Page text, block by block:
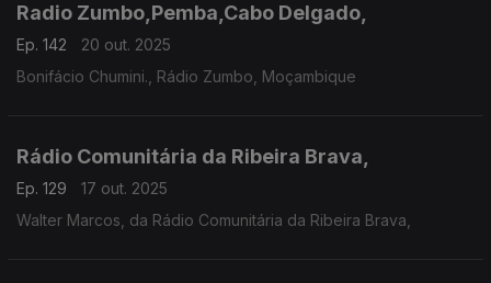
Radio Zumbo,Pemba,Cabo Delgado,
Ep. 142
20 out. 2025
Bonifácio Chumini., Rádio Zumbo, Moçambique
Rádio Comunitária da Ribeira Brava,
Ep. 129
17 out. 2025
Walter Marcos, da Rádio Comunitária da Ribeira Brava,